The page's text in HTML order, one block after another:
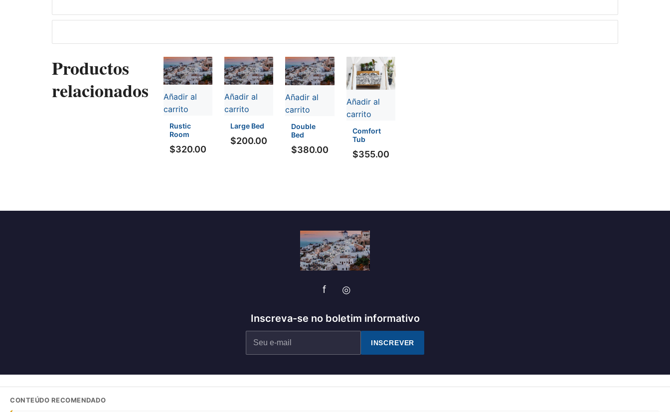
Productos
relacionados
Añadir al
carrito
Rustic
Room
$320.00
Añadir al
carrito
Large Bed
$200.00
Añadir al
carrito
Double
Bed
$380.00
Añadir al
carrito
Comfort
Tub
$355.00
f ◎
Inscreva-se no boletim informativo
INSCREVER
CONTEÚDO RECOMENDADO